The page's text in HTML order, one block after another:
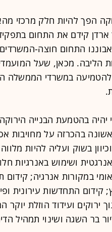
הפך להיות חלק מרכזי
קידם את התחום
התחום חוצה-
הליבה. מכאן, שעל
במשרדי הממשלה
יהיה בהטמעת הבנייה
בהכרזה על מחויבות
בשוק ועליה להיות
אנרגטית ושימוש באנרגיות
במקורות אנרגיה;
התחדשות עירונית
ירוקים ועידוד הוזלת
בר השגה ושינוי תמהיל